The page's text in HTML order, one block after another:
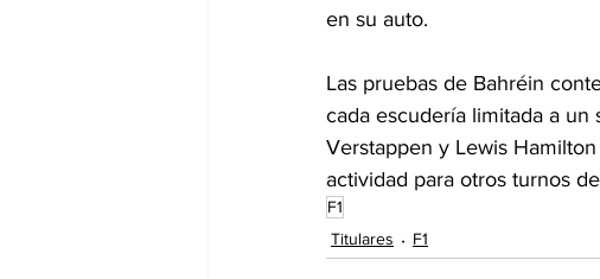
en su auto.
Las pruebas de Bahréin
cada escudería limitada a un
Verstappen y Lewis
actividad para otros turnos
F1
Titulares
F1